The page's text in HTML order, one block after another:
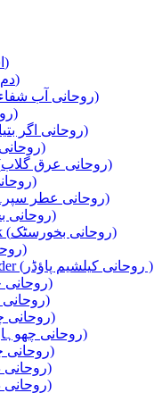
On Sale Products (اشیاء برائے سیل)
Dum Shuda Products (دم شدہ اشیاء)
Ruhani Aab-e-Shifa (روحانی آب شفاء)
Ruhani Aata (روحانی آٹا)
Ruhani Agar Batti (روحانی اگر بتیاں)
Ruhani Alwah (روحانی الواح)
Ruhani Arq-e-Gulab (روحانی عرق گلاب)
Ruhani Attar (روحانی عطر)
Ruhani Attar Spray (روحانی عطر سپرے)
Ruhani Bakhoor (روحانی بخور)
Ruhani Bakhoor Stick (روحانی بخورسٹک)
Ruhani Batti (روحانی بتی)
Ruhani Calcium Powder (روحانی کیلشیم پاؤڈر )
Ruhani Challah (روحانی چھلہ)
Ruhani Cheeni (روحانی چینی)
Ruhani Chiragh (روحانی چراغ)
Ruhani Choharay (روحانی چھوہارے)
Ruhani Chuhri (روحانی چھری)
Ruhani Dhaga (روحانی دھاگہ)
Ruhani Dhoni (روحانی دھونی)